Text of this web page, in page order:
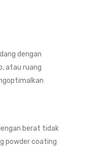
dengan
atau ruang
berat tidak
powder coating